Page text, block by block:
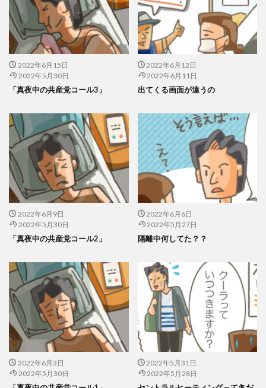
2022年6月15日
2022年5月30日
「真夜中の共産党コール3」
2022年6月12日
2022年6月11日
出てくる画面が違うの
2022年6月9日
2022年5月30日
「真夜中の共産党コール2」
2022年6月6日
2022年5月27日
隔離中何してた？？
2022年6月3日
2022年5月30日
2022年5月31日
2022年5月28日